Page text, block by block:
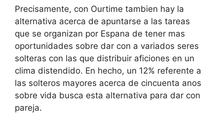
Precisamente, con Ourtime tambien hay la
alternativa acerca de apuntarse a las tareas
que se organizan por Espana de tener mas
oportunidades sobre dar con a variados seres
solteras con las que distribuir aficiones en un
clima distendido. En hecho, un 12% referente a
las solteros mayores acerca de cincuenta anos
sobre vida busca esta alternativa para dar con
pareja.